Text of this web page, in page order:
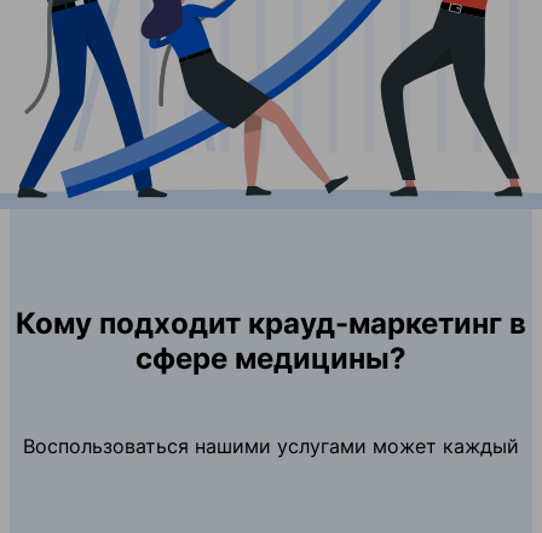
Кому подходит крауд-маркетинг в
сфере медицины?
Воспользоваться нашими услугами может каждый